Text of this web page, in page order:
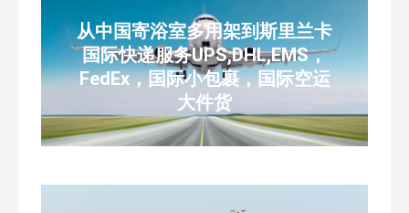
从中国寄浴室多用架到斯里兰卡
国际快递服务UPS,DHL,EMS，
FedEx，国际小包裹，国际空运
大件货